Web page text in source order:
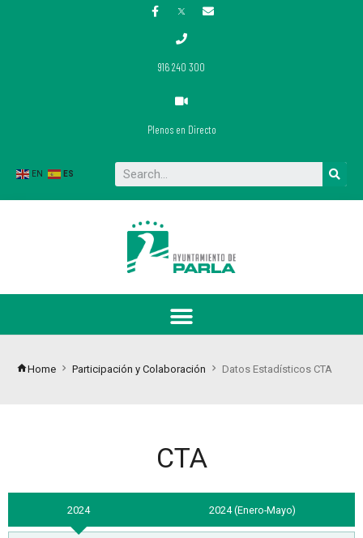
916 240 300
Plenos en Directo
EN ES Buscar
Home Participación y Colaboración Datos Estadísticos CTA
CTA
2024 2024 (Enero-Mayo)